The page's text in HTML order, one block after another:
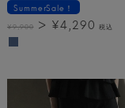
SummerSale！
¥9,900 ¥4,290 税込